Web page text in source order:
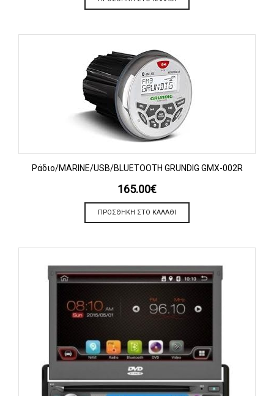
Ράδιο/MARINE/USB/BLUETOOTH GRUNDIG GMX-002R
165.00€
ΠΡΟΣΘΉΚΗ ΣΤΟ ΚΑΛΆΘΙ